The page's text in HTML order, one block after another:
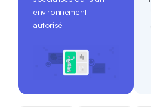
environnement
autorisé